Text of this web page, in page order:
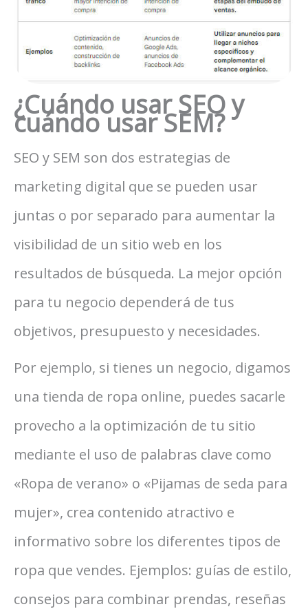
¿Cuándo usar SEO y
cuándo usar SEM?
SEO y SEM son dos estrategias de
marketing digital que se pueden usar
juntas o por separado para aumentar la
visibilidad de un sitio web en los
resultados de búsqueda. La mejor opción
para tu negocio dependerá de tus
objetivos, presupuesto y necesidades.
Por ejemplo, si tienes un negocio, digamos
una tienda de ropa online, puedes sacarle
provecho a la optimización de tu sitio
mediante el uso de palabras clave como
«Ropa de verano» o «Pijamas de seda para
mujer», crea contenido atractivo e
informativo sobre los diferentes tipos de
ropa que vendes. Ejemplos: guías de estilo,
consejos para combinar prendas, reseñas